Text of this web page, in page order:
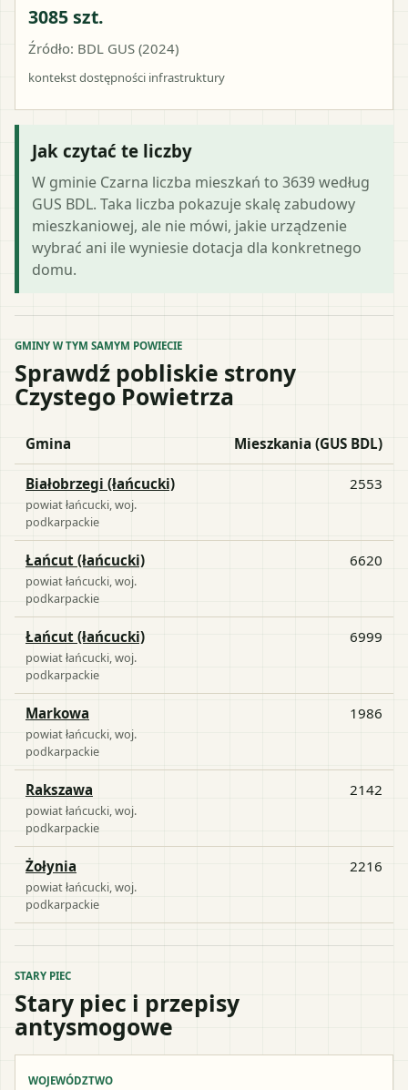
3085 szt.
Źródło: BDL GUS (2024)
kontekst dostępności infrastruktury
Jak czytać te liczby
W gminie Czarna liczba mieszkań to 3639 według
GUS BDL. Taka liczba pokazuje skalę zabudowy
mieszkaniowej, ale nie mówi, jakie urządzenie
wybrać ani ile wyniesie dotacja dla konkretnego
domu.
GMINY W TYM SAMYM POWIECIE
Sprawdź pobliskie strony
Czystego Powietrza
Gmina Mieszkania (GUS BDL)
Białobrzegi (łańcucki)
powiatłańcucki , woj.
podkarpackie
2553
Łańcut (łańcucki)
powiatłańcucki , woj.
podkarpackie
6620
Łańcut (łańcucki)
powiatłańcucki , woj.
podkarpackie
6999
Markowa
powiatłańcucki , woj.
podkarpackie
1986
Rakszawa
powiatłańcucki , woj.
podkarpackie
2142
Żołynia
powiatłańcucki , woj.
podkarpackie
2216
STARY PIEC
Stary piec i przepisy
antysmogowe
WOJEWÓDZTWO